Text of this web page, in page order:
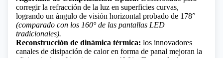
corregir la refracción de la luz en superficies curvas,
logrando un ángulo de visión horizontal probado de 178°
(comparado con los 160° de las pantallas LED
tradicionales).
Reconstrucción de dinámica térmica: los innovadores
canales de disipación de calor en forma de panal mejoran la